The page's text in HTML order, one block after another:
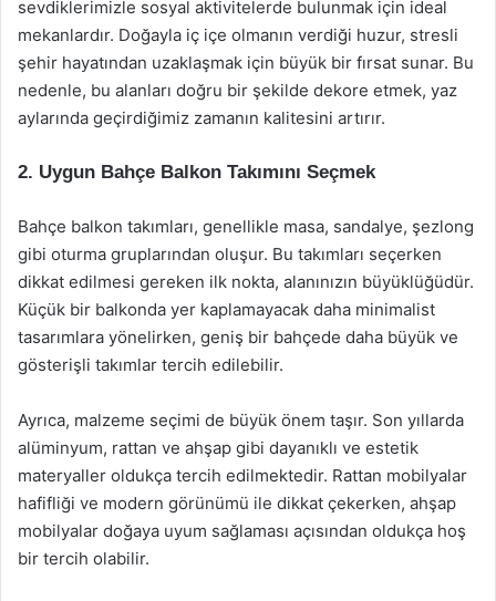
sevdiklerimizle sosyal aktivitelerde bulunmak için ideal
mekanlardır. Doğayla iç içe olmanın verdiği huzur, stresli
şehir hayatından uzaklaşmak için büyük bir fırsat sunar. Bu
nedenle, bu alanları doğru bir şekilde dekore etmek, yaz
aylarında geçirdiğimiz zamanın kalitesini artırır.
2. Uygun Bahçe Balkon Takımını Seçmek
Bahçe balkon takımları, genellikle masa, sandalye, şezlong
gibi oturma gruplarından oluşur. Bu takımları seçerken
dikkat edilmesi gereken ilk nokta, alanınızın büyüklüğüdür.
Küçük bir balkonda yer kaplamayacak daha minimalist
tasarımlara yönelirken, geniş bir bahçede daha büyük ve
gösterişli takımlar tercih edilebilir.
Ayrıca, malzeme seçimi de büyük önem taşır. Son yıllarda
alüminyum, rattan ve ahşap gibi dayanıklı ve estetik
materyaller oldukça tercih edilmektedir. Rattan mobilyalar
hafifliği ve modern görünümü ile dikkat çekerken, ahşap
mobilyalar doğaya uyum sağlaması açısından oldukça hoş
bir tercih olabilir.